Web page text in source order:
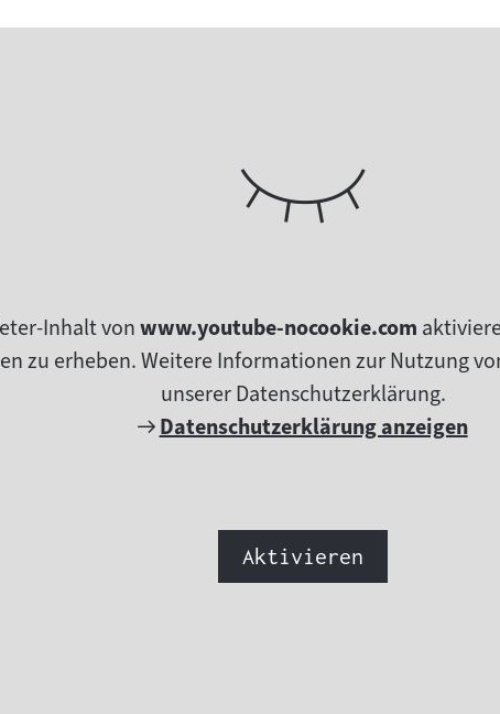
Inhalt vonwww.youtube-nocookie.com
zu erheben. Weitere Informationen zur Nutzung
unserer Datenschutzerklärung.
Externer
Datenschutzerklärung anzeigen
Aktivieren